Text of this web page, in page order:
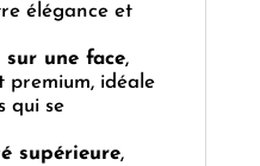
élégance et
une face,
idéale
qui se
supérieure,